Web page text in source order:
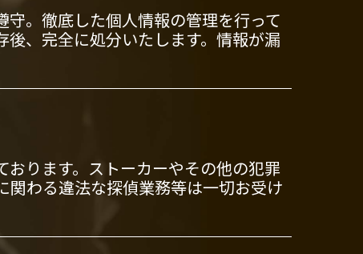
。徹底した個人情報の管理を行って
、完全に処分いたします。情報が漏
ります。ストーカーやその他の犯罪
わる違法な探偵業務等は一切お受け